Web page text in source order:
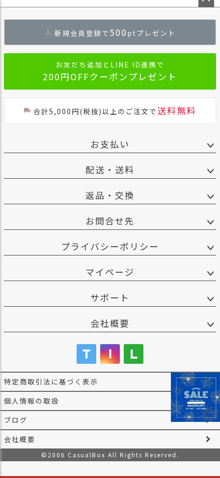
ジト
へ
新規会員登録で 500 ptプレゼント
お友だち追加とLINE ID連携で
200円OFFクーポンプレゼント
合計5,000円(税抜)以上のご注文で 送料無料
お支払い
配送・送料
返品・交換
お問合せ先
プライバシーポリシー
マイページ
サポート
会社概要
特定商取引法に基づく表示
個人情報の取扱
ブログ
会社概要
©2006 CasualBox All Rights Reserved.